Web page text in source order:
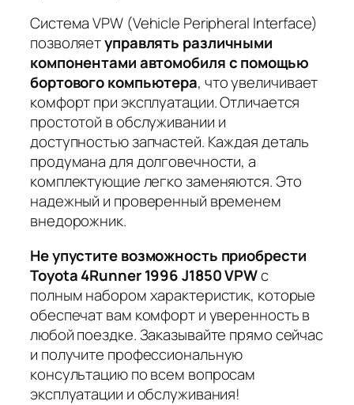
Система VPW (Vehicle Peripheral Interface)
позволяетуправлять различными
компонентами автомобиля с помощью
бортового компьютера, что увеличивает
комфорт при эксплуатации. Отличается
простотой в обслуживании и
доступностью запчастей. Каждая деталь
продумана для долговечности, а
комплектующие легко заменяются. Это
надежный и проверенный временем
внедорожник.
Не упустите возможность приобрести
Toyota 4Runner 1996 J1850 VPWс
полным набором характеристик, которые
обеспечат вам комфорт и уверенность в
любой поездке. Заказывайте прямо сейчас
и получите профессиональную
консультациюпо всем вопросам
эксплуатации и обслуживания!